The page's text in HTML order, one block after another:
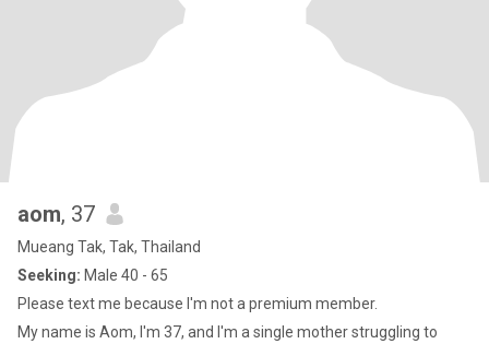
aom, 37
Mueang Tak, Tak, Thailand
Seeking: Male 40 - 65
Please text me because I'm not a premium member.
My name is Aom, I'm 37, and I'm a single mother struggling to